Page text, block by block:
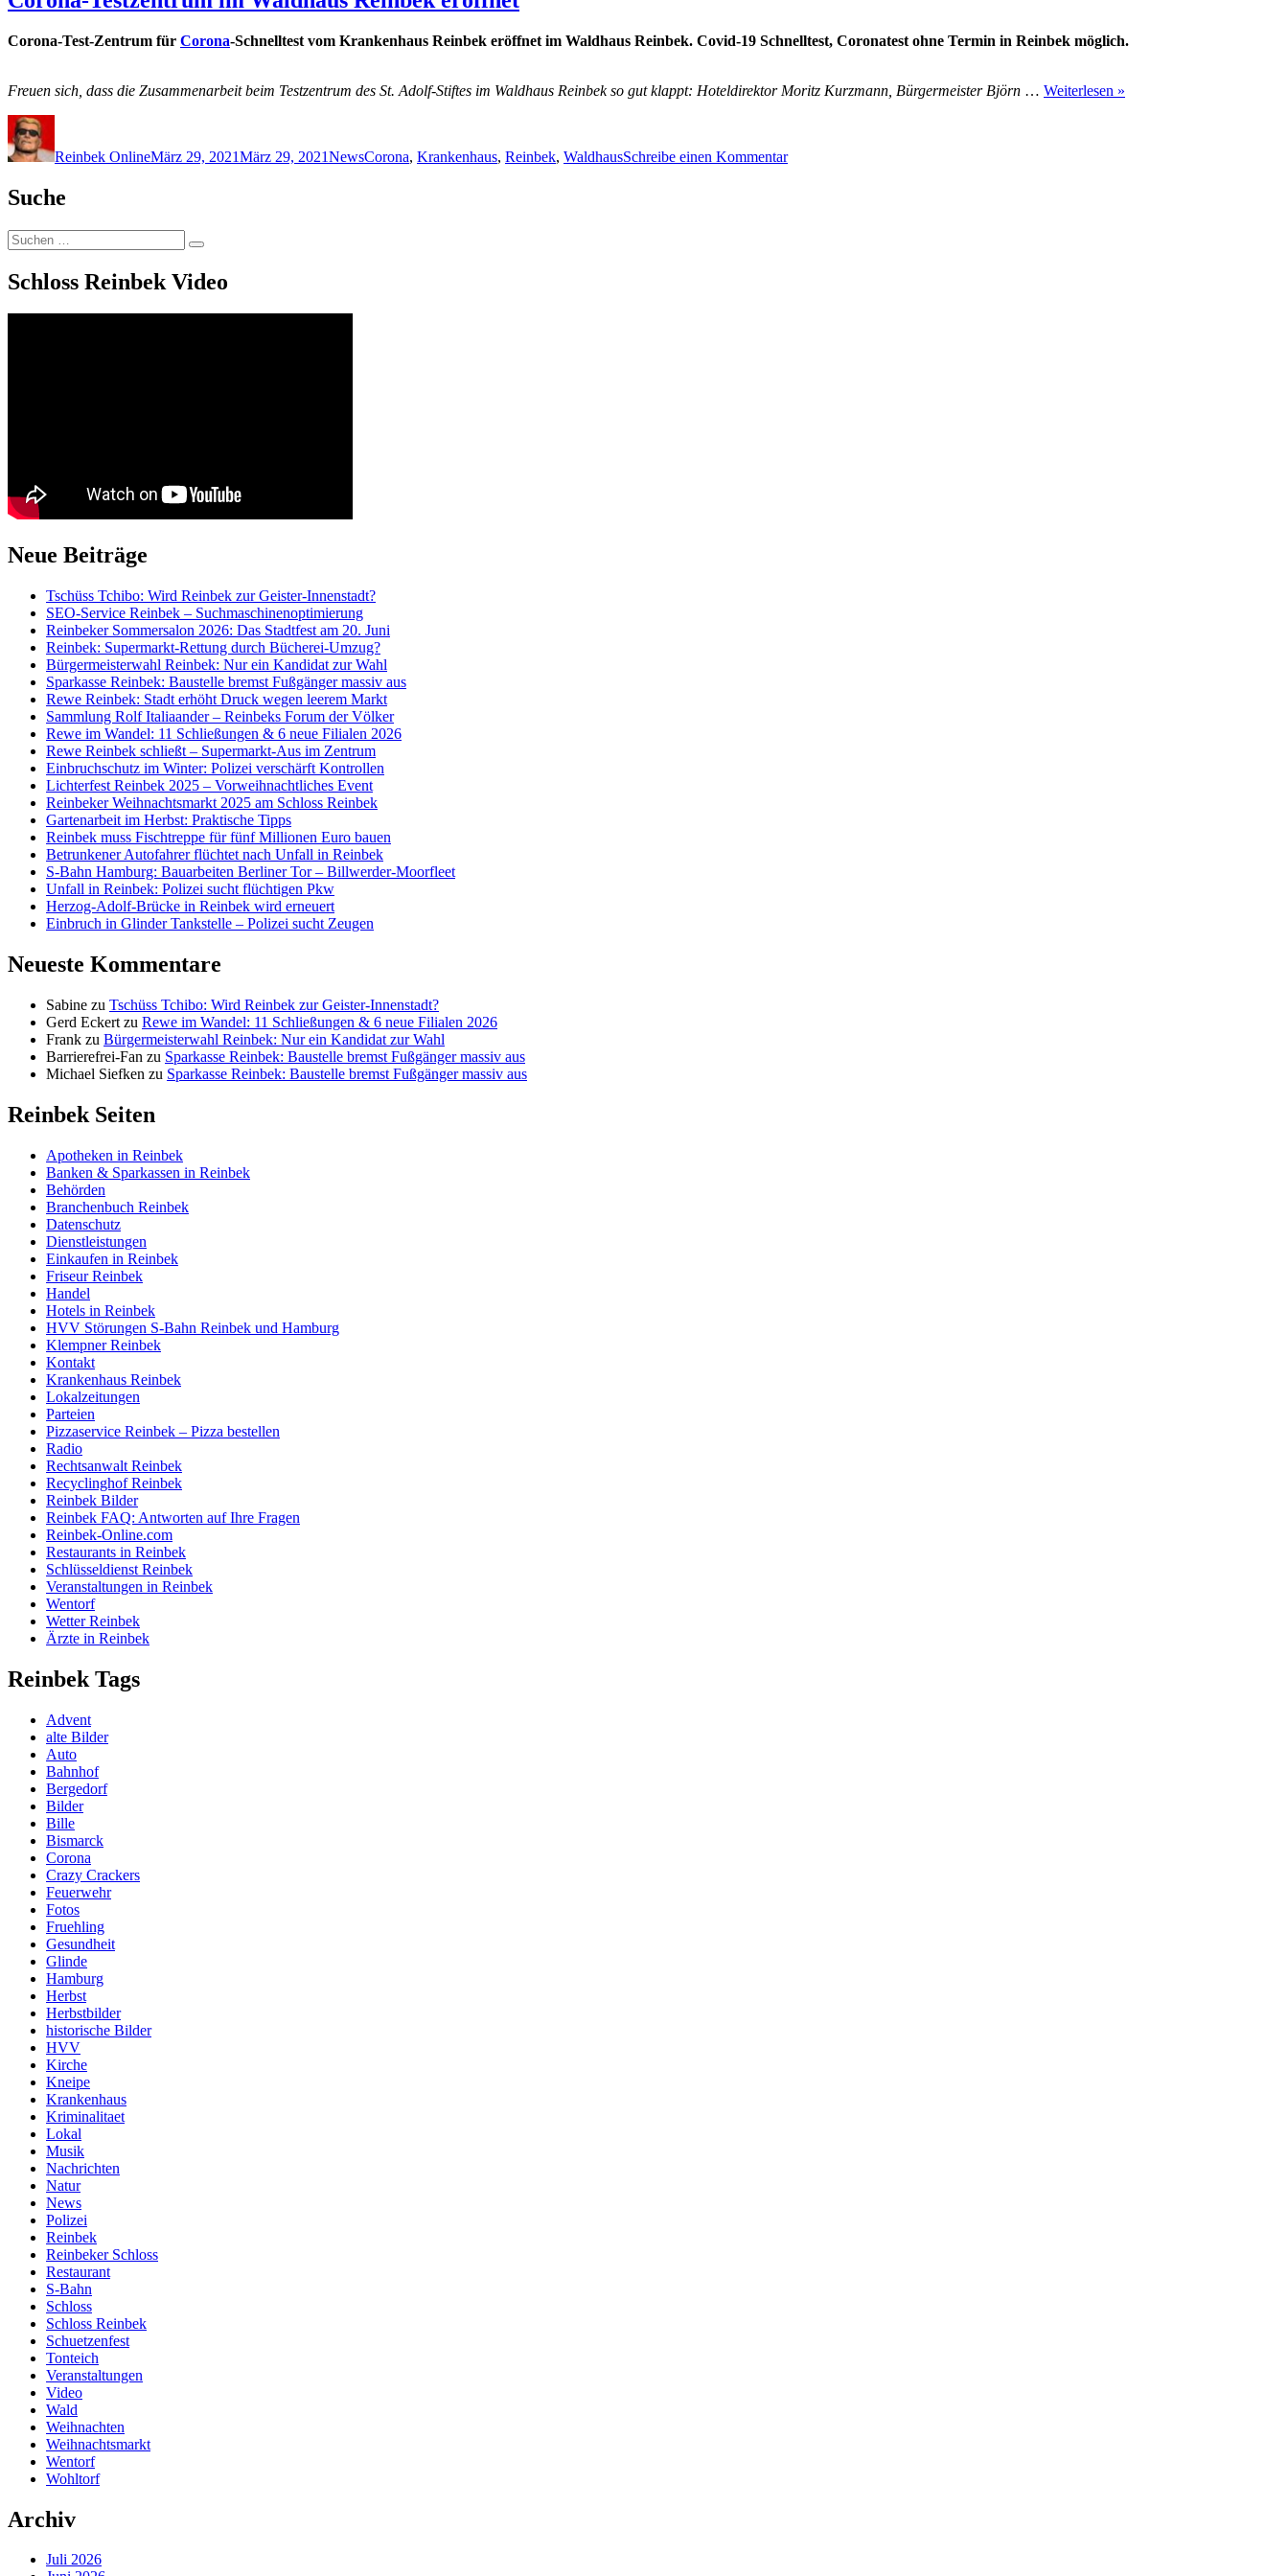
Corona-Test-Zentrum für Corona-Schnelltest vom Krankenhaus Reinbek eröffnet im Waldhaus Reinbek. Covid-19 Schnelltest, Coronatest ohne Termin in Reinbek möglich.
Freuen sich, dass die Zusammenarbeit beim Testzentrum des St. Adolf-Stiftes im Waldhaus Reinbek so gut klappt: Hoteldirektor Moritz Kurzmann, Bürgermeister Björn … Weiterlesen »
Reinbek OnlineMärz 29, 2021März 29, 2021NewsCorona, Krankenhaus, Reinbek, WaldhausSchreibe einen KommentarTestzentrum
Suche
Suchen
nach:
Suchen
Schloss Reinbek Video
Neue Beiträge
Tschüss Tchibo: Wird Reinbek zur Geister-Innenstadt?
SEO-Service Reinbek – Suchmaschinenoptimierung
Reinbeker Sommersalon 2026: Das Stadtfest am 20. Juni
Reinbek: Supermarkt-Rettung durch Bücherei-Umzug?
Bürgermeisterwahl Reinbek: Nur ein Kandidat zur Wahl
Sparkasse Reinbek: Baustelle bremst Fußgänger massiv aus
Rewe Reinbek: Stadt erhöht Druck wegen leerem Markt
Sammlung Rolf Italiaander – Reinbeks Forum der Völker
Rewe im Wandel: 11 Schließungen & 6 neue Filialen 2026
Rewe Reinbek schließt – Supermarkt-Aus im Zentrum
Einbruchschutz im Winter: Polizei verschärft Kontrollen
Lichterfest Reinbek 2025 – Vorweihnachtliches Event
Reinbeker Weihnachtsmarkt 2025 am Schloss Reinbek
Gartenarbeit im Herbst: Praktische Tipps
Reinbek muss Fischtreppe für fünf Millionen Euro bauen
Betrunkener Autofahrer flüchtet nach Unfall in Reinbek
S-Bahn Hamburg: Bauarbeiten Berliner Tor – Billwerder-Moorfleet
Unfall in Reinbek: Polizei sucht flüchtigen Pkw
Herzog-Adolf-Brücke in Reinbek wird erneuert
Einbruch in Glinder Tankstelle – Polizei sucht Zeugen
Neueste Kommentare
Sabine zu Tschüss Tchibo: Wird Reinbek zur Geister-Innenstadt?
Gerd Eckert zu Rewe im Wandel: 11 Schließungen & 6 neue Filialen 2026
Frank zu Bürgermeisterwahl Reinbek: Nur ein Kandidat zur Wahl
Barrierefrei-Fan zu Sparkasse Reinbek: Baustelle bremst Fußgänger massiv aus
Michael Siefken zu Sparkasse Reinbek: Baustelle bremst Fußgänger massiv aus
Reinbek Seiten
Apotheken in Reinbek
Banken & Sparkassen in Reinbek
Behörden
Branchenbuch Reinbek
Datenschutz
Dienstleistungen
Einkaufen in Reinbek
Friseur Reinbek
Handel
Hotels in Reinbek
HVV Störungen S-Bahn Reinbek und Hamburg
Klempner Reinbek
Kontakt
Krankenhaus Reinbek
Lokalzeitungen
Parteien
Pizzaservice Reinbek – Pizza bestellen
Radio
Rechtsanwalt Reinbek
Recyclinghof Reinbek
Reinbek Bilder
Reinbek FAQ: Antworten auf Ihre Fragen
Reinbek-Online.com
Restaurants in Reinbek
Schlüsseldienst Reinbek
Veranstaltungen in Reinbek
Wentorf
Wetter Reinbek
Ärzte in Reinbek
Reinbek Tags
Advent
alte Bilder
Auto
Bahnhof
Bergedorf
Bilder
Bille
Bismarck
Corona
Crazy Crackers
Feuerwehr
Fotos
Fruehling
Gesundheit
Glinde
Hamburg
Herbst
Herbstbilder
historische Bilder
HVV
Kirche
Kneipe
Krankenhaus
Kriminalitaet
Lokal
Musik
Nachrichten
Natur
News
Polizei
Reinbek
Reinbeker Schloss
Restaurant
S-Bahn
Schloss
Schloss Reinbek
Schuetzenfest
Tonteich
Veranstaltungen
Video
Wald
Weihnachten
Weihnachtsmarkt
Wentorf
Wohltorf
Archiv
Juli 2026